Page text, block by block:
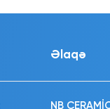
Əlaqə
NB